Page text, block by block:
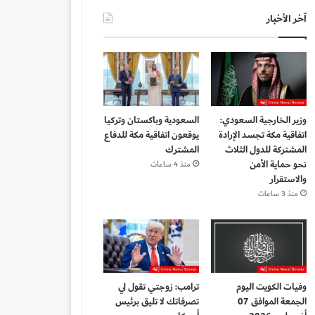
آخر الأخبار
وزير الخارجية السعودي:
اتفاقية مكة تجسد الإرادة
المشتركة للدول الثلاث
نحو حماية الأمن
والاستقرار
منذ 3 ساعات
السعودية وباكستان وتركيا
يوقعون اتفاقية مكة للدفاع
المشترك
منذ 4 ساعات
وفيات الكويت اليوم
الجمعة الموافق 07
ترامب: زوجتي تقول لي
تصرفاتك لا تليق برئيس